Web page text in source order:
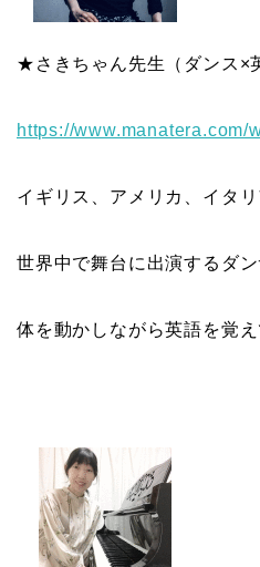
★さきちゃん先生（ダンス×
https://www.manatera.com/
イギリス、アメリカ、イタ
世界中で舞台に出演するダ
体を動かしながら英語を覚え